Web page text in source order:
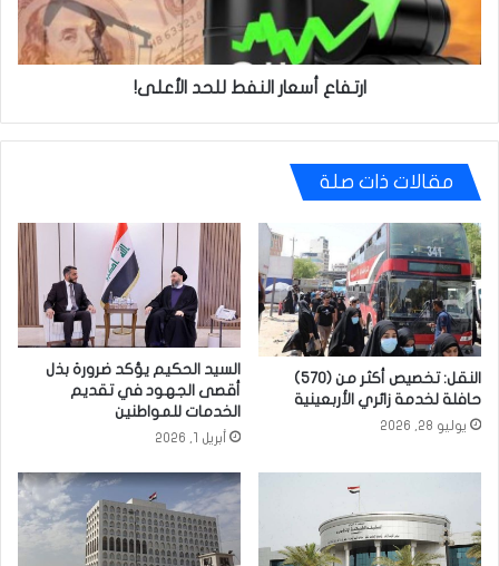
ارتفاع أسعار النفط للحد الأعلى!
مقالات ذات صلة
النقل: تخصيص أكثر من (570)
حافلة لخدمة زائري الأربعينية
يوليو 28, 2026
السيد الحكيم يؤكد ضرورة بذل
أقصى الجهود في تقديم
الخدمات للمواطنين
أبريل 1, 2026